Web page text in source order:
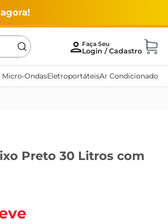
Micro-OndasEletroportáteisAr Condicionado
Preto 30 Litros com